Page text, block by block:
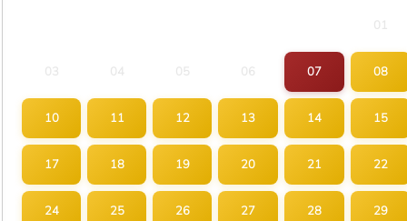
01
03 04 05 06 07 08
10 11 12 13 14 15
17 18 19 20 21 22
24 25 26 27 28 29